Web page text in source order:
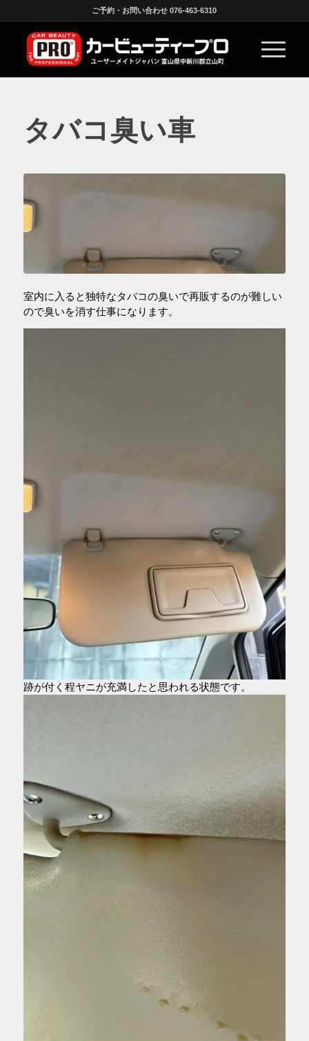
ご予約・お問い合わせ 076-463-6310
タバコ臭い車
室内に入ると独特なタバコの臭いで再販するのが難しい
ので臭いを消す仕事になります。
跡が付く程ヤニが充満したと思われる状態です。